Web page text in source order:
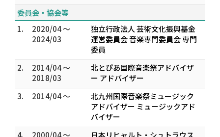
委員会・協会等
1.
2020/04 ～
2024/03
独立行政法人 芸術文化振興基金
運営委員会 音楽専門委員会 専門
委員
2.
2014/04 ～
2018/03
北とぴあ国際音楽祭アドバイザ
ー アドバイザー
3.
2014/04 ～
北九州国際音楽祭ミュージック
アドバイザー ミュージックアド
バイザー
4.
2000/04 ～
日本リヒャルト・シュトラウス